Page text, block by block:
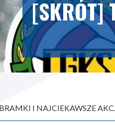
[SKRÓT]
I NAJCIEKAWSZE